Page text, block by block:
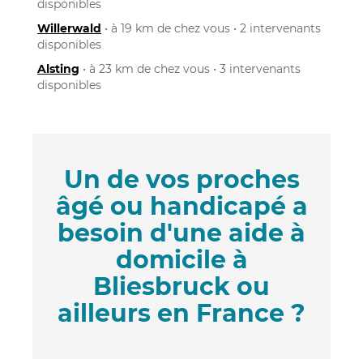
disponibles
Willerwald • à 19 km de chez vous • 2 intervenants
disponibles
Alsting • à 23 km de chez vous • 3 intervenants
disponibles
Un de vos proches
âgé ou handicapé a
besoin d'une aide à
domicile à
Bliesbruck ou
ailleurs en France ?